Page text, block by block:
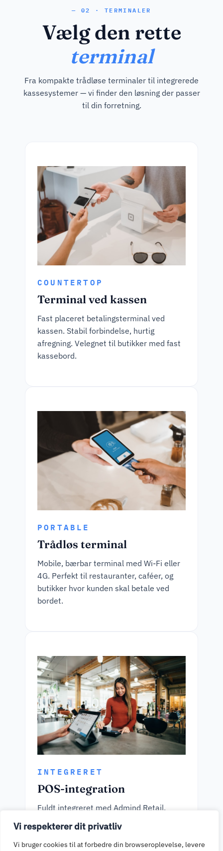
Vi respekterer dit privatliv
Vi bruger cookies til at forbedre din browseroplevelse, levere
— 02 · TERMINALER
Vælg den rette
terminal
Fra kompakte trådløse terminaler til integrerede
kassesystemer — vi finder den løsning der passer
til din forretning.
COUNTERTOP
Terminal ved kassen
Fast placeret betalingsterminal ved
kassen. Stabil forbindelse, hurtig
afregning. Velegnet til butikker med fast
kassebord.
PORTABLE
Trådløs terminal
Mobile, bærbar terminal med Wi-Fi eller
4G. Perfekt til restauranter, caféer, og
butikker hvor kunden skal betale ved
bordet.
INTEGRERET
POS-integration
Fuldt integreret med Admind Retail.
Kasseapparat og betalingsterminal taler
sammen — beløb overføres automatisk,
ingen manuel indtastning.